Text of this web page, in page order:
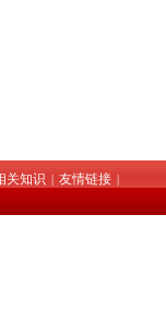
关知识 | 友情链接 |